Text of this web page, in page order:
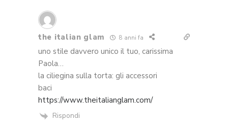
the italian glam 8 anni fa
uno stile davvero unico il tuo, carissima
Paola…
la ciliegina sulla torta: gli accessori
baci
https://www.theitalianglam.com/
Rispondi